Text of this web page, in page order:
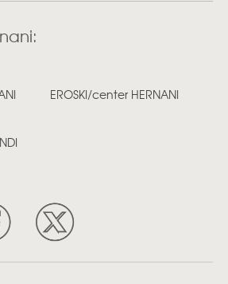
EROSKI/center HERNANI